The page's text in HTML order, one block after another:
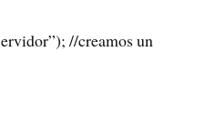
//creamos un